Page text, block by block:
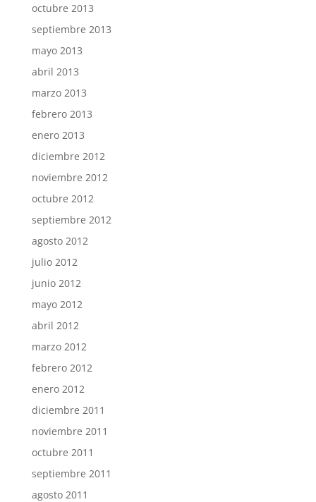
octubre 2013
septiembre 2013
mayo 2013
abril 2013
marzo 2013
febrero 2013
enero 2013
diciembre 2012
noviembre 2012
octubre 2012
septiembre 2012
agosto 2012
julio 2012
junio 2012
mayo 2012
abril 2012
marzo 2012
febrero 2012
enero 2012
diciembre 2011
noviembre 2011
octubre 2011
septiembre 2011
agosto 2011